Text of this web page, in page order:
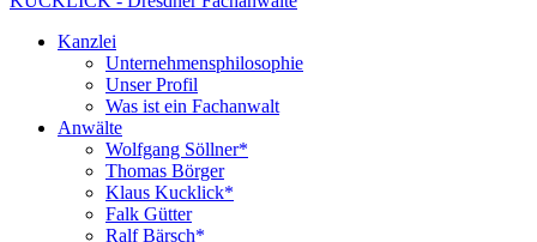
Kanzlei
Unternehmensphilosophie
Unser Profil
Was ist ein Fachanwalt
Anwälte
Wolfgang Söllner*
Thomas Börger
Klaus Kucklick*
Falk Gütter
Ralf Bärsch*